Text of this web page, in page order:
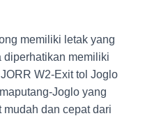
memiliki letak yang
diperhatikan memiliki
W2-Exit tol Joglo
Joglo yang
mudah dan cepat dari